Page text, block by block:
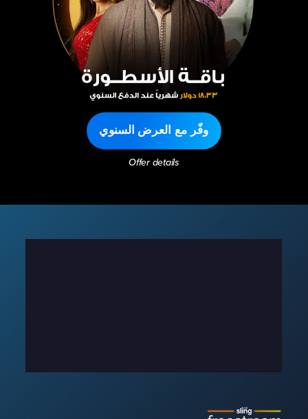
وفّر مع العرض السنوي
Offer details